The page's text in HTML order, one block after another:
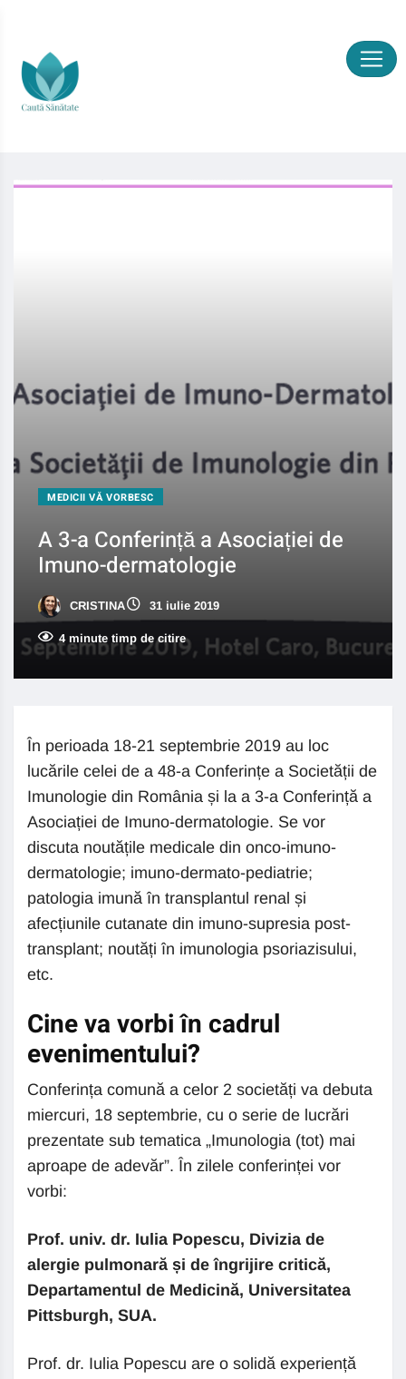
MEDICII VĂ VORBESC
A 3-a Conferință a Asociației de
Imuno-dermatologie
CRISTINA 31 iulie 2019
4 minute timp de citire
În perioada 18-21 septembrie 2019 au loc
lucările celei de a 48-a Conferințe a Societății de
Imunologie din România și la a 3-a Conferință a
Asociației de Imuno-dermatologie. Se vor
discuta noutățile medicale din onco-imuno-
dermatologie; imuno-dermato-pediatrie;
patologia imună în transplantul renal și
afecțiunile cutanate din imuno-supresia post-
transplant; noutăți în imunologia psoriazisului,
etc.
Cine va vorbi în cadrul
evenimentului?
Conferința comună a celor 2 societăți va debuta
miercuri, 18 septembrie, cu o serie de lucrări
prezentate sub tematica „Imunologia (tot) mai
aproape de adevăr”. În zilele conferinței vor
vorbi:
Prof. univ. dr. Iulia Popescu, Divizia de
alergie pulmonară și de îngrijire critică,
Departamentul de Medicină, Universitatea
Pittsburgh, SUA.
Prof. dr. Iulia Popescu are o solidă experiență